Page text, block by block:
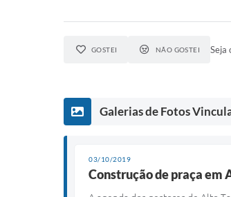
GOSTEI NÃO GOSTEI Seja
Galerias de Fotos
03/10/2019
Construção de praça em